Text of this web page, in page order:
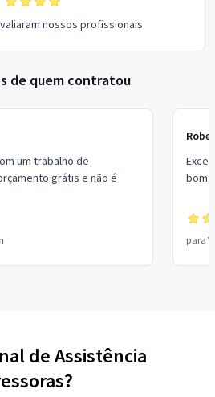
nossos profissionais
de quem contratou
um trabalho de
grátis e não é
bom
para
de Assistência